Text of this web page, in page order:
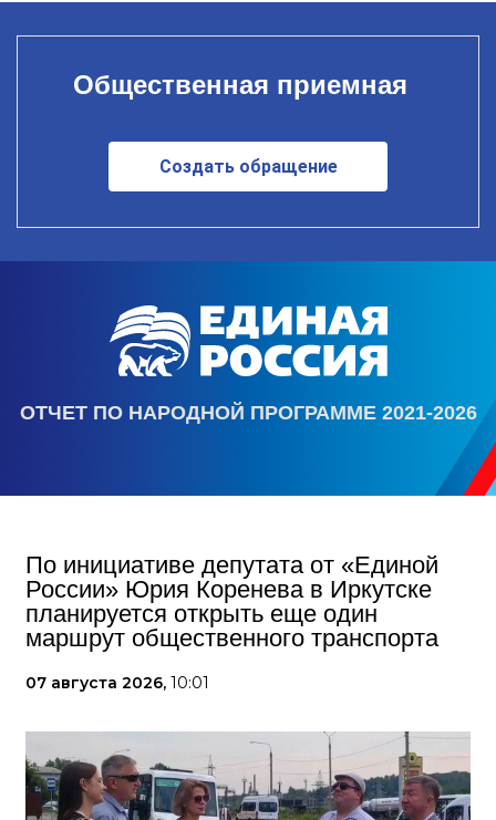
Общественная приемная
Создать обращение
ОТЧЕТ ПО НАРОДНОЙ ПРОГРАММЕ 2021-2026
По инициативе депутата от «Единой
России» Юрия Коренева в Иркутске
планируется открыть еще один
маршрут общественного транспорта
07 августа 2026, 10:01